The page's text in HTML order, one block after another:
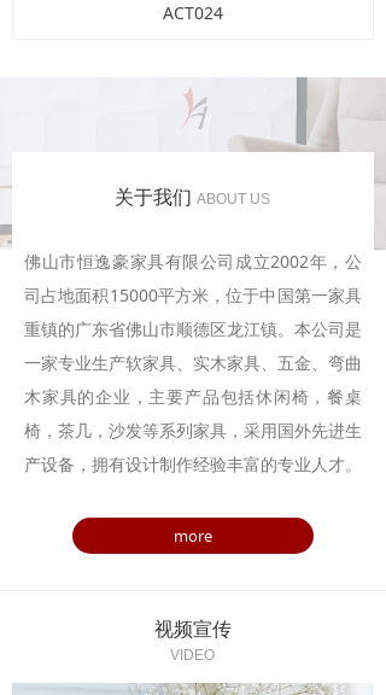
ACT024
关于我们 ABOUT US
佛山市恒逸豪家具有限公司成立2002年，公
司占地面积15000平方米，位于中国第一家具
重镇的广东省佛山市顺德区龙江镇。 本公司是
一家专业生产软家具、实木家具、五金、弯曲
木家具的企业，主要产品包括休闲椅，餐桌
椅，茶几，沙发等系列家具，采用国外先进生
产设备， 拥有设计制作经验丰富的专业人才。
more
视频宣传
VIDEO